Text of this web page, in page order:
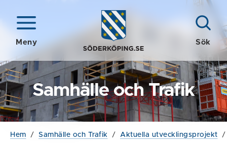
Meny Sök
Samhälle och Trafik
Hem / Samhälle och Trafik / Aktuella utvecklingsprojekt